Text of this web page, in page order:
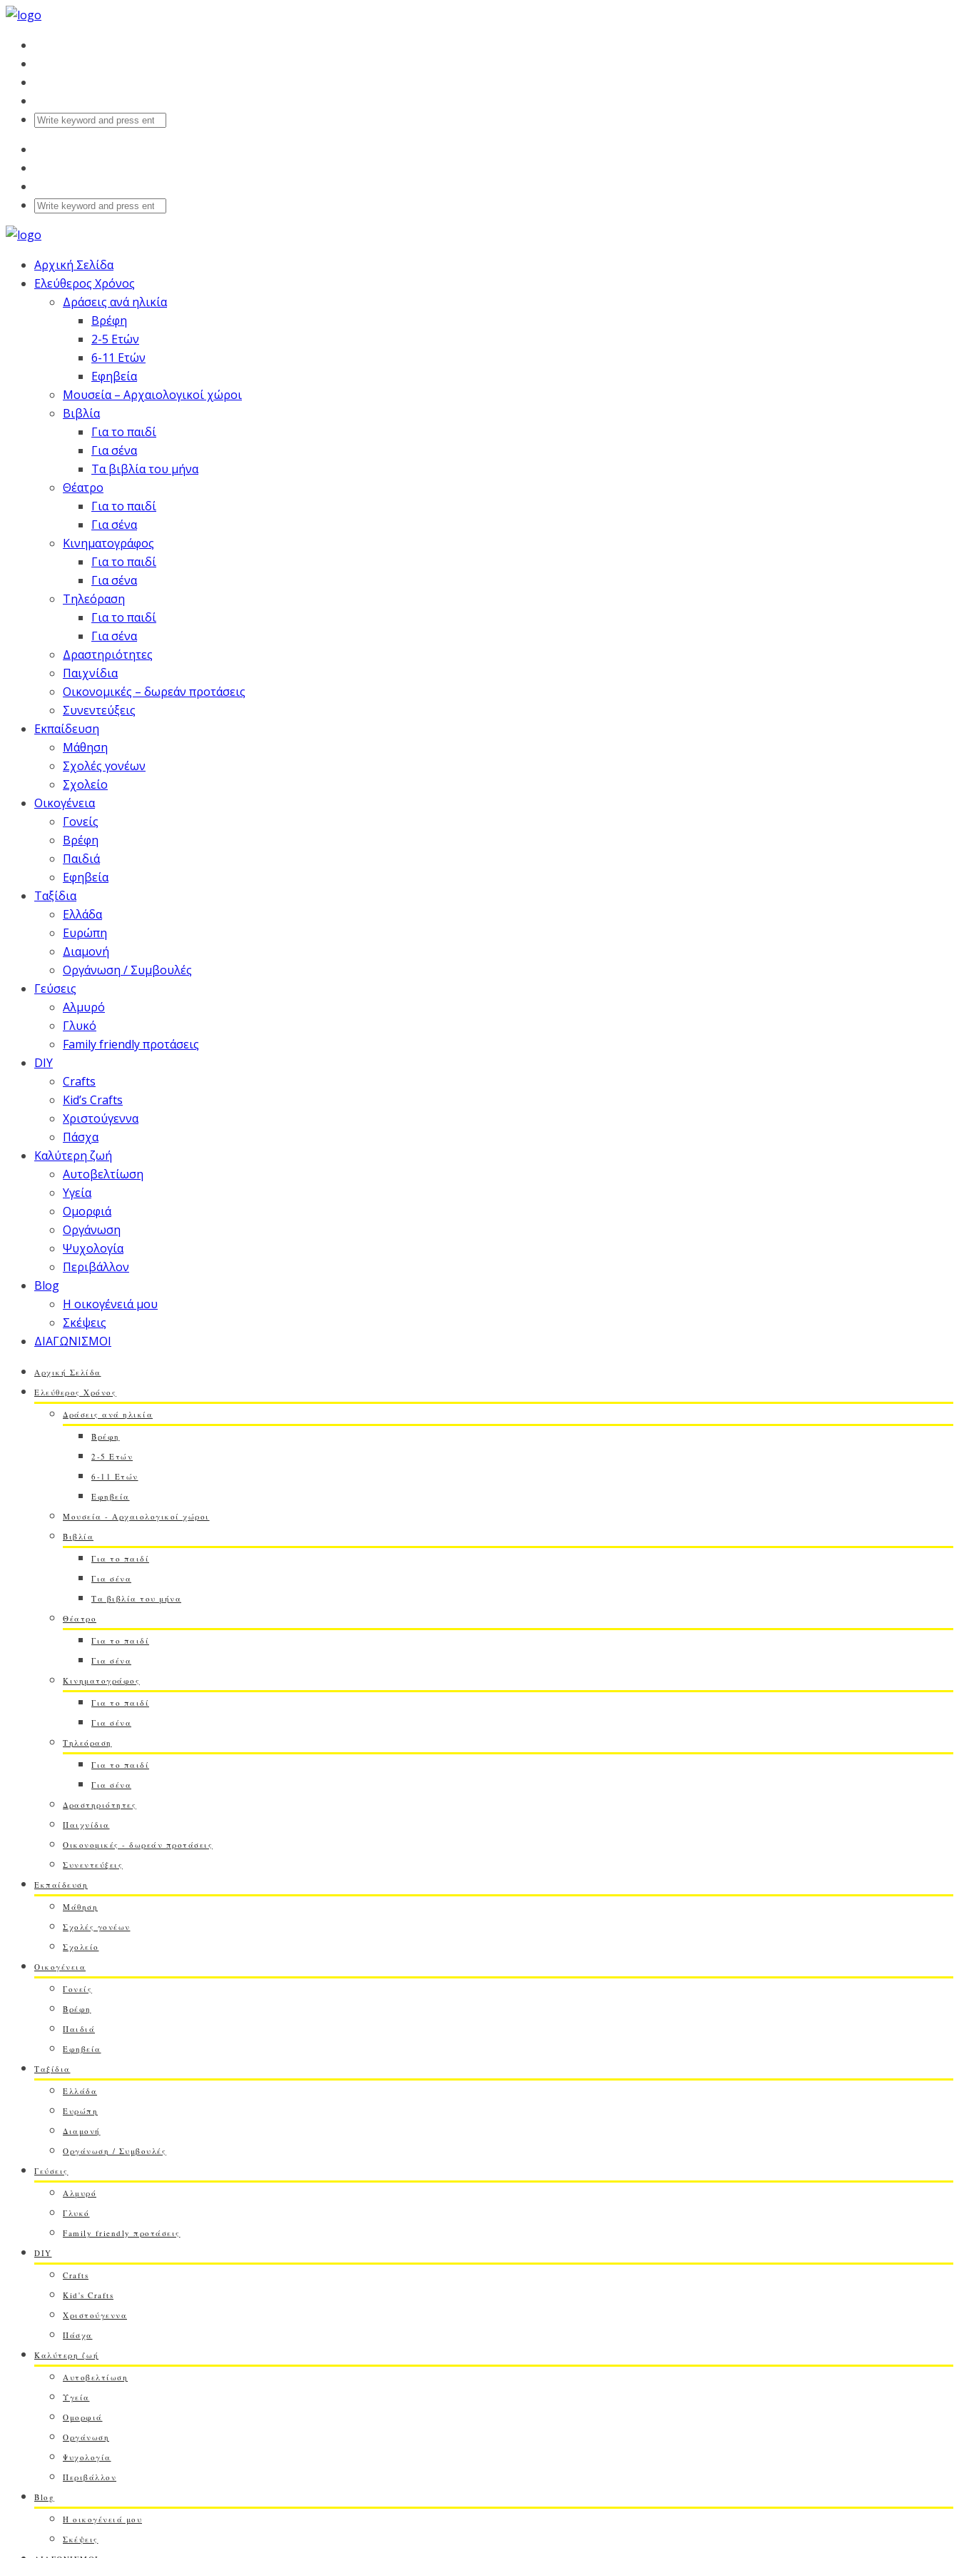
Αρχική Σελίδα
Ελεύθερος Χρόνος
Δράσεις ανά ηλικία
Βρέφη
2-5 Ετών
6-11 Ετών
Εφηβεία
Μουσεία – Αρχαιολογικοί χώροι
Βιβλία
Για το παιδί
Για σένα
Τα βιβλία του μήνα
Θέατρο
Για το παιδί
Για σένα
Κινηματογράφος
Για το παιδί
Για σένα
Τηλεόραση
Για το παιδί
Για σένα
Δραστηριότητες
Παιχνίδια
Οικονομικές – δωρεάν προτάσεις
Συνεντεύξεις
Εκπαίδευση
Μάθηση
Σχολές γονέων
Σχολείο
Οικογένεια
Γονείς
Βρέφη
Παιδιά
Εφηβεία
Ταξίδια
Ελλάδα
Ευρώπη
Διαμονή
Οργάνωση / Συμβουλές
Γεύσεις
Αλμυρό
Γλυκό
Family friendly προτάσεις
DIY
Crafts
Kid’s Crafts
Χριστούγεννα
Πάσχα
Καλύτερη ζωή
Αυτοβελτίωση
Υγεία
Ομορφιά
Οργάνωση
Ψυχολογία
Περιβάλλον
Blog
Η οικογένειά μου
Σκέψεις
ΔΙΑΓΩΝΙΣΜΟΙ
Αρχική Σελίδα
Ελεύθερος Χρόνος
Δράσεις ανά ηλικία
Βρέφη
2-5 Ετών
6-11 Ετών
Εφηβεία
Μουσεία - Αρχαιολογικοί χώροι
Βιβλία
Για το παιδί
Για σένα
Τα βιβλία του μήνα
Θέατρο
Για το παιδί
Για σένα
Κινηματογράφος
Για το παιδί
Για σένα
Τηλεόραση
Για το παιδί
Για σένα
Δραστηριότητες
Παιχνίδια
Οικονομικές - δωρεάν προτάσεις
Συνεντεύξεις
Εκπαίδευση
Μάθηση
Σχολές γονέων
Σχολείο
Οικογένεια
Γονείς
Βρέφη
Παιδιά
Εφηβεία
Ταξίδια
Ελλάδα
Ευρώπη
Διαμονή
Οργάνωση / Συμβουλές
Γεύσεις
Αλμυρό
Γλυκό
Family friendly προτάσεις
DIY
Crafts
Kid's Crafts
Χριστούγεννα
Πάσχα
Καλύτερη ζωή
Αυτοβελτίωση
Υγεία
Ομορφιά
Οργάνωση
Ψυχολογία
Περιβάλλον
Blog
Η οικογένειά μου
Σκέψεις